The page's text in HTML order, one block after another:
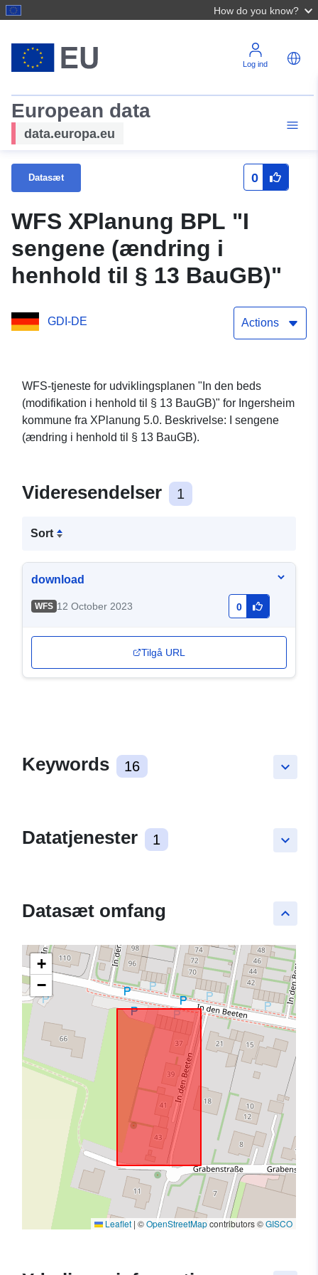
How do you know?
Log ind
European data
data.europa.eu
Datasæt 0
WFS XPlanung BPL "I
sengene (ændring i
henhold til § 13 BauGB)"
GDI-DE Actions
WFS-tjeneste for udviklingsplanen "In den beds
(modifikation i henhold til § 13 BauGB)" for Ingersheim
kommune fra XPlanung 5.0. Beskrivelse: I sengene
(ændring i henhold til § 13 BauGB).
Videresendelser 1
Sort
download
WFS 12 October 2023 0
Tilgå URL
keyboard_arrow_down
Keywords 16
keyboard_arrow_down
Datatjenester 1
keyboard_arrow_up
Datasæt omfang
+
−
Leaflet | ©OpenStreetMapcontributors ©GISCO